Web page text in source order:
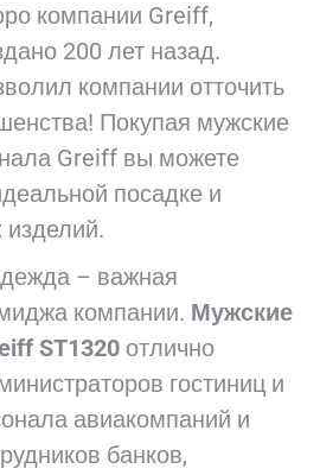
компании Greiff,
200 лет назад.
компании отточить
Покупая мужские
Greiff вы можете
посадке и
изделий.
– важная
компании. Мужские
ST1320 отлично
гостиниц и
авиакомпаний и
банков,